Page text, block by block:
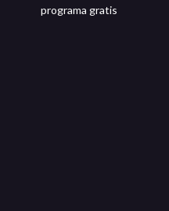
programa gratis